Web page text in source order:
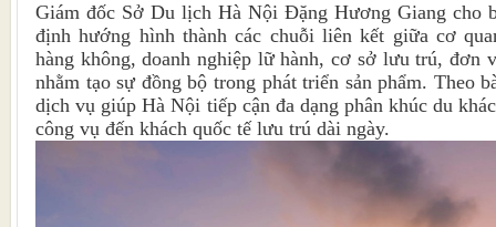
Giám đốc Sở Du lịch Hà Nội Đặng Hương Giang cho
định hướng hình thành các chuỗi liên kết giữa cơ
hàng không, doanh nghiệp lữ hành, cơ sở lưu trú, đơn
nhằm tạo sự đồng bộ trong phát triển sản phẩm. Theo
dịch vụ giúp Hà Nội tiếp cận đa dạng phân khúc du
công vụ đến khách quốc tế lưu trú dài ngày.